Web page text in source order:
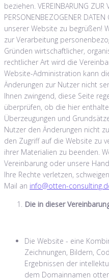
beziehen. VEREINBARUNG ZUR
PERSONENBEZOGENER
unserer Website zu begrüßen!
zur Verarbeitung
Gründen wirtschaftlicher,
rechtlicher Art wird die
Website-Administration kann
Änderungen zur Nutzer nicht
Ihnen zwingend, diese Seite
überprüfen, ob die hier
Überzeugungen und
Nutzer den Änderungen nicht
den Zugriff auf die Website zu
ihrer Materialien zu beenden.
Vereinbarung oder unsere
Ihre Rechte verletzen,
Mail an info@otten-
Die in dieser
Die Website - eine
Zeichnungen, Bildern,
Ergebnissen der
dem Domainnamen